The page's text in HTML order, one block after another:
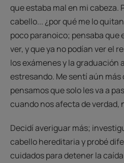
que estaba mal en mi cabeza.
cabello... ¿por qué me lo
poco paranoico; pensaba que
ver, y que ya no podían ver el
los exámenes y la graduación
estresando. Me sentí aún
pensamos que solo les va a
cuando nos afecta de verdad,
Decidí averiguar más;
cabello hereditaria y probé
cuidados para detener la